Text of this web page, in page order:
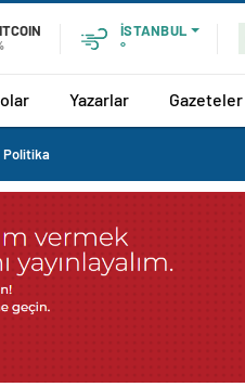
İSTANBUL
°
Yazarlar Gazeteler
Politika